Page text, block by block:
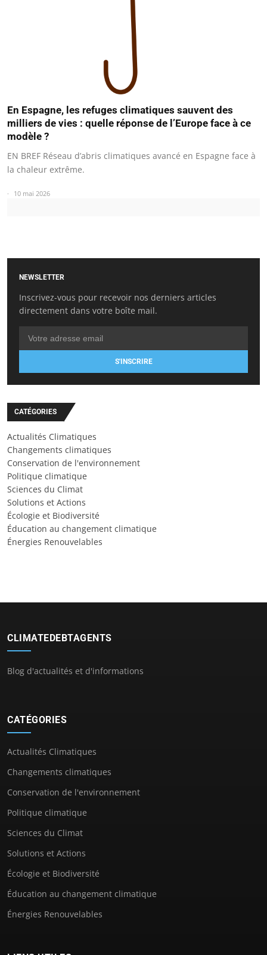
En Espagne, les refuges climatiques sauvent des
milliers de vies : quelle réponse de l’Europe face à ce
modèle ?
EN BREF Réseau d’abris climatiques avancé en Espagne face à
la chaleur extrême.
10 mai 2026
NEWSLETTER
Inscrivez-vous pour recevoir nos derniers articles
directement dans votre boîte mail.
S'INSCRIRE
CATÉGORIES
Actualités Climatiques
Changements climatiques
Conservation de l'environnement
Politique climatique
Sciences du Climat
Solutions et Actions
Écologie et Biodiversité
Éducation au changement climatique
Énergies Renouvelables
CLIMATEDEBTAGENTS
Blog d'actualités et d'informations
CATÉGORIES
Actualités Climatiques
Changements climatiques
Conservation de l'environnement
Politique climatique
Sciences du Climat
Solutions et Actions
Écologie et Biodiversité
Éducation au changement climatique
Énergies Renouvelables